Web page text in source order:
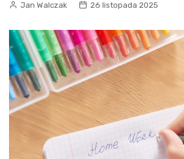
Jan Walczak 26 listopada 2025